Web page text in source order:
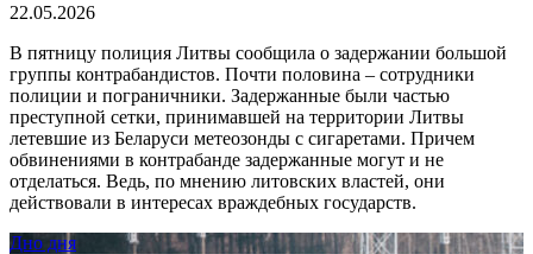
22.05.2026
В пятницу полиция Литвы сообщила о задержании большой
группы контрабандистов. Почти половина – сотрудники
полиции и пограничники. Задержанные были частью
преступной сетки, принимавшей на территории Литвы
летевшие из Беларуси метеозонды с сигаретами. Причем
обвинениями в контрабанде задержанные могут и не
отделаться. Ведь, по мнению литовских властей, они
действовали в интересах враждебных государств.
Дно дня